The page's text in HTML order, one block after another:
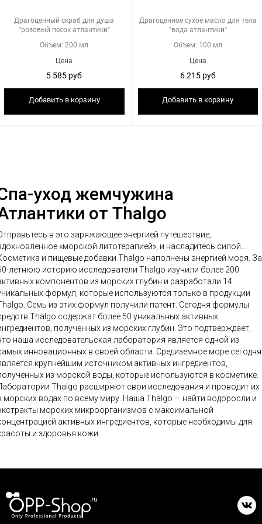
Драгоценный скраб для душа
"розовый песок атлантики"
Объем: 200 мл
Цена
5 585 руб
Добавить в корзину
Драгоценное сухое масло для тела
"вода атлантики"
Объем: 100 мл
Цена
6 215 руб
Добавить в корзину
уход жемчужина
от Thalgo
в это заряжающее энергией путешествие,
«морской литотерапией», и насладитесь силой…
и пищевые добавки Thalgo наполнены энергией моря. За
летнюю историю исследователи Thalgo изучили более 200
компонентов из морских глубин и разработали 14
формул, которые используются только в продукции
Семь из этих формул получили патент. Сегодня формулы
Thalgo содержат более 50 уникальных активных
полученных из морских глубин. Это подтверждает,
наша исследовательская лаборатория является одной из
инновационных в своей области. Средиземное море сегодня
крупнейшим источником активных ингредиентов,
из морской воды, которые используются в косметике.
Thalgo расширяют свои исследования и проводит их
морских водах по всему миру. Наша Thalgo — найти водоросли и
морских микроорганизмов с максимальной
активных ингредиентов, которые необходимы для
и здоровья кожи.